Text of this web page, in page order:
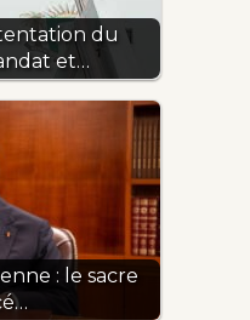
du
et…
: le sacre